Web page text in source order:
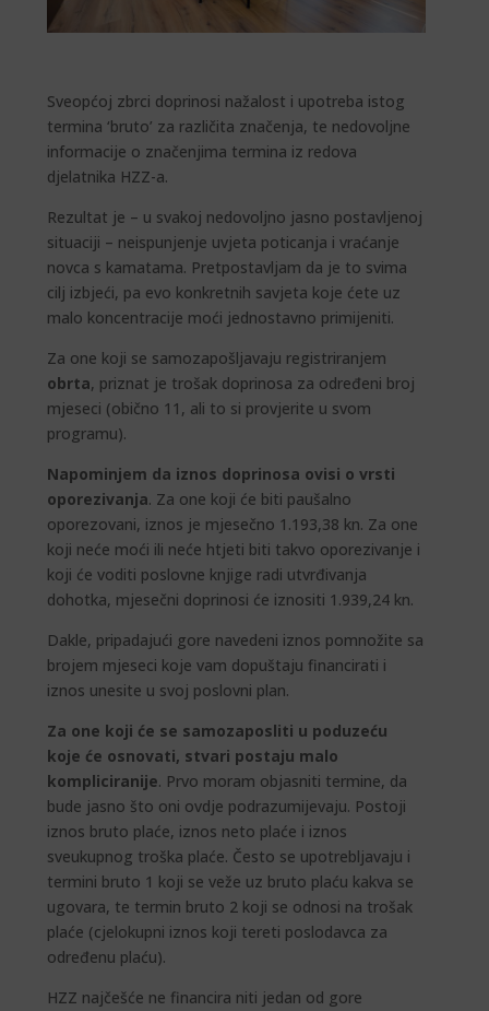
Sveopćoj zbrci doprinosi nažalost i upotreba istog
termina ‘bruto’ za različita značenja, te nedovoljne
informacije o značenjima termina iz redova
djelatnika HZZ-a.
Rezultat je – u svakoj nedovoljno jasno postavljenoj
situaciji – neispunjenje uvjeta poticanja i vraćanje
novca s kamatama. Pretpostavljam da je to svima
cilj izbjeći, pa evo konkretnih savjeta koje ćete uz
malo koncentracije moći jednostavno primijeniti.
Za one koji se samozapošljavaju registriranjem
obrta, priznat je trošak doprinosa za određeni broj
mjeseci (obično 11, ali to si provjerite u svom
programu).
Napominjem da iznos doprinosa ovisi o vrsti
oporezivanja. Za one koji će biti paušalno
oporezovani, iznos je mjesečno 1.193,38 kn. Za one
koji neće moći ili neće htjeti biti takvo oporezivanje i
koji će voditi poslovne knjige radi utvrđivanja
dohotka, mjesečni doprinosi će iznositi 1.939,24 kn.
Dakle, pripadajući gore navedeni iznos pomnožite sa
brojem mjeseci koje vam dopuštaju financirati i
iznos unesite u svoj poslovni plan.
Za one koji će se samozaposliti u poduzeću
koje će osnovati, stvari postaju malo
kompliciranije. Prvo moram objasniti termine, da
bude jasno što oni ovdje podrazumijevaju. Postoji
iznos bruto plaće, iznos neto plaće i iznos
sveukupnog troška plaće. Često se upotrebljavaju i
termini bruto 1 koji se veže uz bruto plaću kakva se
ugovara, te termin bruto 2 koji se odnosi na trošak
plaće (cjelokupni iznos koji tereti poslodavca za
određenu plaću).
HZZ najčešće ne financira niti jedan od gore